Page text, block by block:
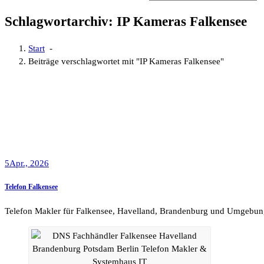
Schlagwortarchiv: IP Kameras Falkensee
Start -
Beiträge verschlagwortet mit "IP Kameras Falkensee"
5Apr., 2026
Telefon Falkensee
Telefon Makler für Falkensee, Havelland, Brandenburg und